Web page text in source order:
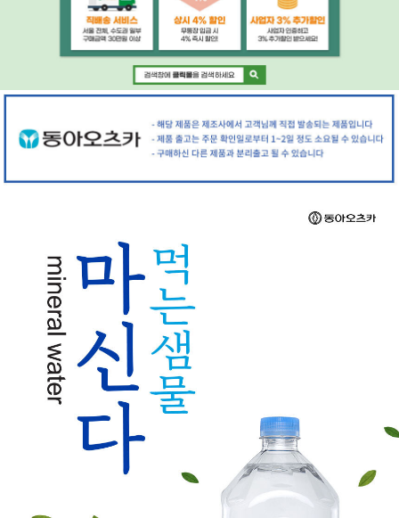
페이코 ID로 페